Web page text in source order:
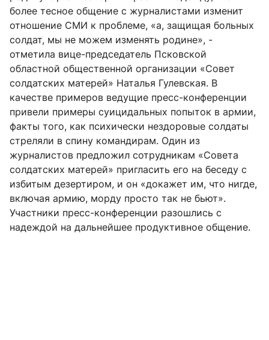
более тесное общение с журналистами изменит
отношение СМИ к проблеме, «а, защищая больных
солдат, мы не можем изменять родине», -
отметила вице-председатель Псковской
областной общественной организации «Совет
солдатских матерей» Наталья Гулевская. В
качестве примеров ведущие пресс-конференции
привели примеры суицидальных попыток в армии,
факты того, как психически нездоровые солдаты
стреляли в спину командирам. Один из
журналистов предложил сотрудникам «Совета
солдатских матерей» пригласить его на беседу с
избитым дезертиром, и он «докажет им, что нигде,
включая армию, морду просто так не бьют».
Участники пресс-конференции разошлись с
надеждой на дальнейшее продуктивное общение.